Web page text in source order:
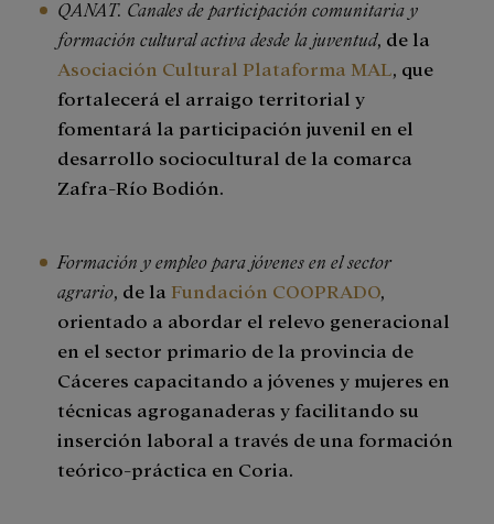
QANAT. Canales de participación comunitaria y
formación cultural activa desde la juventud, de la
Asociación Cultural Plataforma MAL , que
fortalecerá el arraigo territorial y
fomentará la participación juvenil en el
desarrollo sociocultural de la comarca
Zafra-Río Bodión.
Formación y empleo para jóvenes en el sector
agrario , de la Fundación COOPRADO
orientado a abordar el relevo generacional
en el sector primario de la provincia de
Cáceres capacitando a jóvenes y mujeres en
técnicas agroganaderas y facilitando su
inserción laboral a través de una formación
teórico-práctica en Coria.